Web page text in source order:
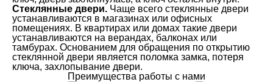
Стеклянные двери. Чаще всего стеклянные двери
устанавливаются в магазинах или офисных
помещениях. В квартирах или домах такие двери
устанавливаются на верандах, балконах или
тамбурах. Основанием для обращения по открытию
стеклянной двери является поломка замка, потеря
ключа, захлопывание двери.
Преимущества работы с нами